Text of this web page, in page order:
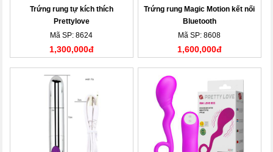
Trứng rung tự kích thích
Prettylove
Mã SP: 8624
1,300,000đ
Trứng rung Magic Motion kết nối
Bluetooth
Mã SP: 8608
1,600,000đ